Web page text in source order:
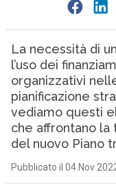
La necessità di
l’uso dei
organizzativi
pianificazione
vediamo questi
che affrontano la
del nuovo Piano
Pubblicato il 04 Nov